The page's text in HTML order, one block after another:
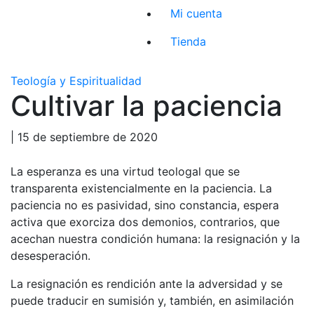
Mi cuenta
Tienda
Teología y Espiritualidad
Cultivar la paciencia
| 15 de septiembre de 2020
La esperanza es una virtud teologal que se
transparenta existencialmente en la paciencia. La
paciencia no es pasividad, sino constancia, espera
activa que exorciza dos demonios, contrarios, que
acechan nuestra condición humana: la resignación y la
desesperación.
La resignación es rendición ante la adversidad y se
puede traducir en sumisión y, también, en asimilación